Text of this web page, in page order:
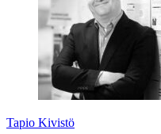
Tapio Kivistö